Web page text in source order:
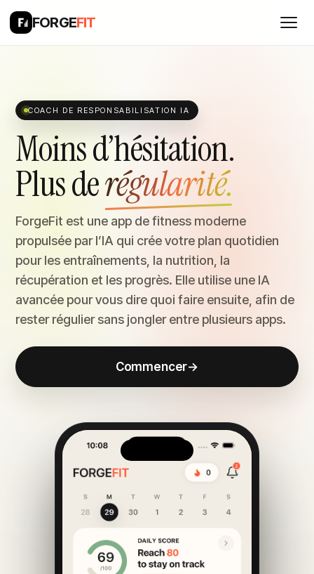
FORGEFIT
COACH DE RESPONSABILISATION IA
Moins d’hésitation.
Plus derégularité.
ForgeFit est une app de fitness moderne
propulsée par l’IA qui crée votre plan quotidien
pour les entraînements, la nutrition, la
récupération et les progrès. Elle utilise une IA
avancée pour vous dire quoi faire ensuite, afin de
rester régulier sans jongler entre plusieurs apps.
Commencer→